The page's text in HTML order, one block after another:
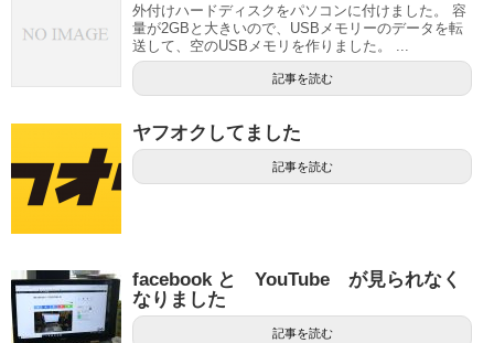
外付けハードディスクをパソコンに付けました。 容
量が2GBと大きいので、USBメモリーのデータを転
送して、空のUSBメモリを作りました。 ...
記事を読む
ヤフオクしてました
記事を読む
facebook と YouTube が見られなく
なりました
記事を読む